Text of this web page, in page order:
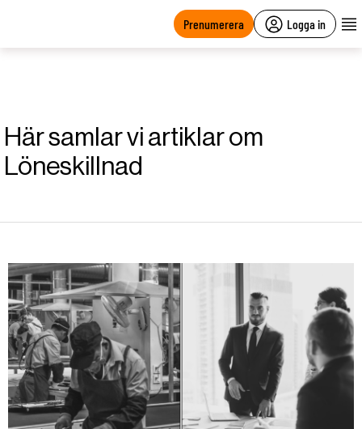
Prenumerera Logga in
Här samlar vi artiklar om
Löneskillnad